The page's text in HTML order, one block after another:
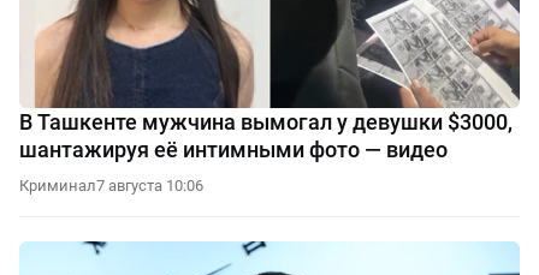
В Ташкенте мужчина вымогал у девушки $3000,
шантажируя её интимными фото — видео
Криминал7 августа 10:06